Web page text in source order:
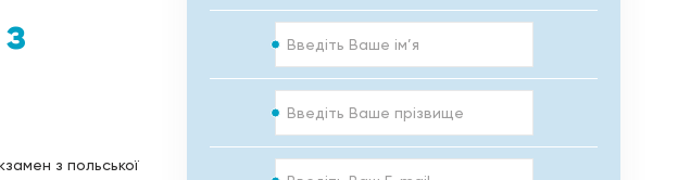
з польської